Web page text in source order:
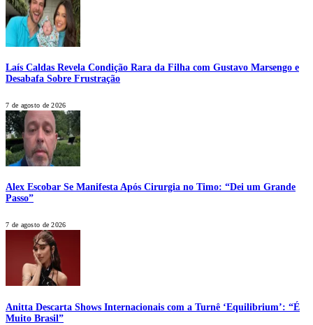
Laís Caldas Revela Condição Rara da Filha com Gustavo Marsengo e
Desabafa Sobre Frustração
7 de agosto de 2026
Alex Escobar Se Manifesta Após Cirurgia no Timo: “Dei um Grande
Passo”
7 de agosto de 2026
Anitta Descarta Shows Internacionais com a Turnê ‘Equilibrium’: “É
Muito Brasil”